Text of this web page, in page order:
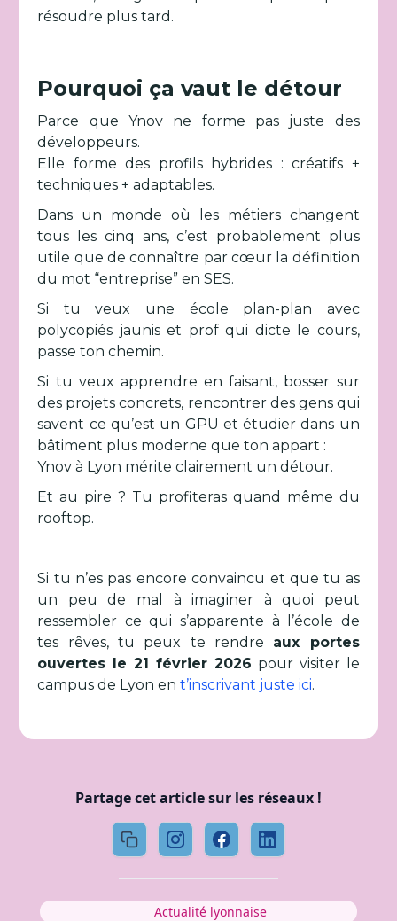
résoudre plus tard.
Pourquoi ça vaut le détour
Parce que Ynov ne forme pas juste des
développeurs.
Elle forme des profils hybrides : créatifs +
techniques + adaptables.
Dans un monde où les métiers changent
tous les cinq ans, c’est probablement plus
utile que de connaître par cœur la définition
du mot “entreprise” en SES.
Si tu veux une école plan-plan avec
polycopiés jaunis et prof qui dicte le cours,
passe ton chemin.
Si tu veux apprendre en faisant, bosser sur
des projets concrets, rencontrer des gens qui
savent ce qu’est un GPU et étudier dans un
bâtiment plus moderne que ton appart :
Ynov à Lyon mérite clairement un détour.
Et au pire ? Tu profiteras quand même du
rooftop.
Si tu n’es pas encore convaincu et que tu as
un peu de mal à imaginer à quoi peut
ressembler ce qui s’apparente à l’école de
tes rêves, tu peux te rendre aux portes
ouvertes le 21 février 2026 pour visiter le
campus de Lyon ent’inscrivant juste ici.
Partage cet article sur les réseaux !
Actualité lyonnaise